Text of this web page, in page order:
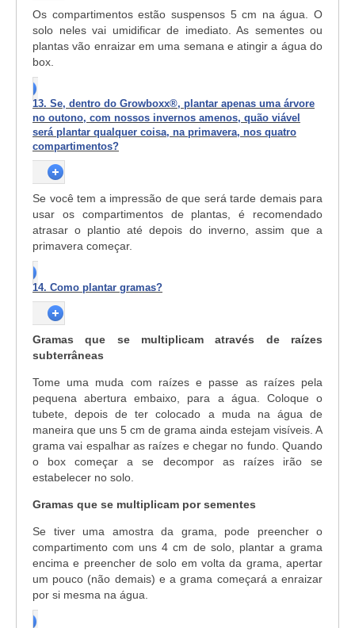
Os compartimentos estão suspensos 5 cm na água. O
solo neles vai umidificar de imediato. As sementes ou
plantas vão enraizar em uma semana e atingir a água do
box.
13. Se, dentro do Growboxx®, plantar apenas uma árvore
no outono, com nossos invernos amenos, quão viável
será plantar qualquer coisa, na primavera, nos quatro
compartimentos?
Se você tem a impressão de que será tarde demais para
usar os compartimentos de plantas, é recomendado
atrasar o plantio até depois do inverno, assim que a
primavera começar.
14. Como plantar gramas?
Gramas que se multiplicam através de raízes
subterrâneas
Tome uma muda com raízes e passe as raízes pela
pequena abertura embaixo, para a água. Coloque o
tubete, depois de ter colocado a muda na água de
maneira que uns 5 cm de grama ainda estejam visíveis. A
grama vai espalhar as raízes e chegar no fundo. Quando
o box começar a se decompor as raízes irão se
estabelecer no solo.
Gramas que se multiplicam por sementes
Se tiver uma amostra da grama, pode preencher o
compartimento com uns 4 cm de solo, plantar a grama
encima e preencher de solo em volta da grama, apertar
um pouco (não demais) e a grama começará a enraizar
por si mesma na água.